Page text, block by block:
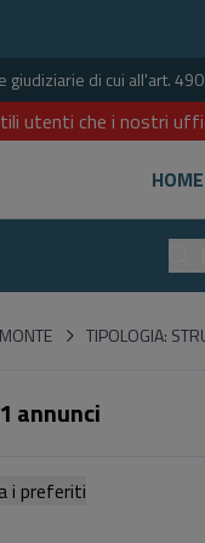
giudiziarie di cui all'art.
utenti che i nostri
HOME
TIPOLOGIA:
annunci
Salva la ricerca tra i preferiti